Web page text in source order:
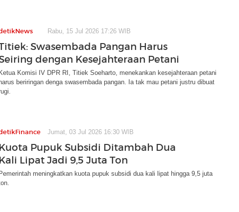
Rabu, 15 Jul 2026 17:26 WIB
Swasembada Pangan Harus
dengan Kesejahteraan Petani
Ketua Komisi IV DPR RI, Titiek Soeharto, menekankan kesejahteraan petani
harus beriringan denga swasembada pangan. Ia tak mau petani justru dibuat
Jumat, 03 Jul 2026 16:30 WIB
Pupuk Subsidi Ditambah Dua
Lipat Jadi 9,5 Juta Ton
Pemerintah meningkatkan kuota pupuk subsidi dua kali lipat hingga 9,5 juta